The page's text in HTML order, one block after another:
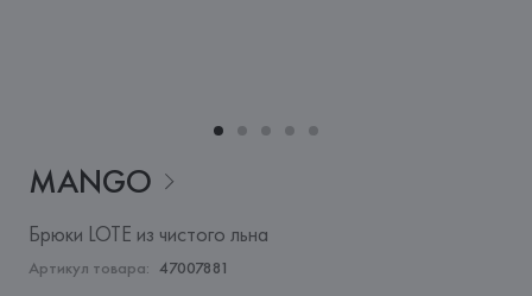
MANGO
Брюки LOTE из чистого льна
Артикул товара: 47007881